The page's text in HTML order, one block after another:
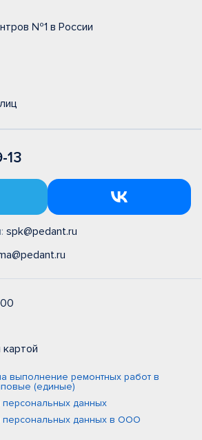
№1 в России
13
spk@pedant.ru
выполнение ремонтных работ в
(единые)
данных
персональных данных в ООО